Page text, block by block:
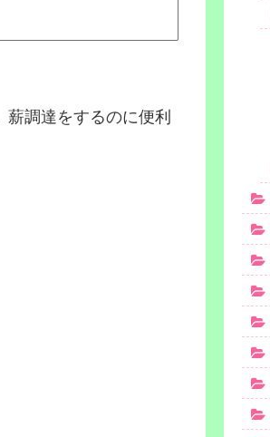
調達をするのに便利